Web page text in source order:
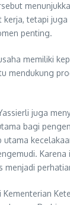
tetapi juga
penting.
memiliki
mendukung
juga
bagi
utama
Karena
menjadi